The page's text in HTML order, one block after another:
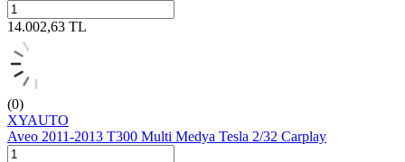
14.002,63 TL
(0)
XYAUTO
Aveo 2011-2013 T300 Multi Medya Tesla 2/32 Carplay